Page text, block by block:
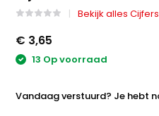
Bekijk alles
€ 3,65
13 Op voorraad
Vandaag verstuurd? Je hebt